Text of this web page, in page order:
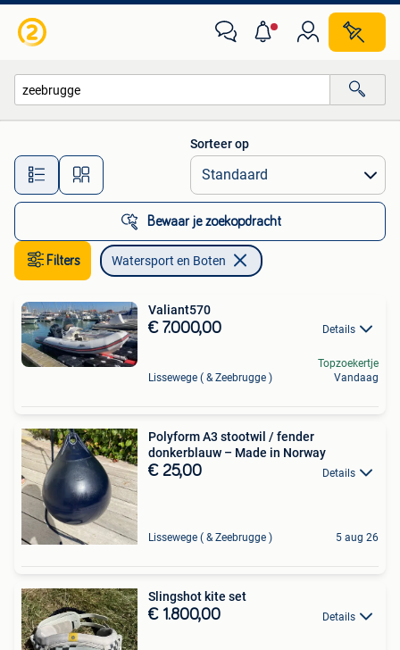
Alle afstanden…
Sorteer op
Bewaar je zoekopdracht
Filters Watersport en Boten
Valiant570
€ 7.000,00 Details
Lissewege ( & Zeebrugge )
Topzoekertje
Vandaag
Polyform A3 stootwil / fender
donkerblauw – Made in Norway
€ 25,00 Details
Lissewege ( & Zeebrugge ) 5 aug 26
Slingshot kite set
€ 1.800,00 Details